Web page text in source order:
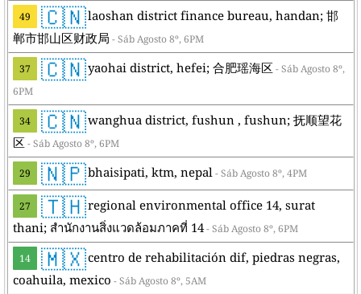
49 🇨🇳laoshan district finance bureau, handan; 邯
郸市邯山区财政局 - Sáb Agosto 8º, 6PM
37 🇨🇳yaohai district, hefei; 合肥瑶海区 - Sáb Agosto 8º,
6PM
34 🇨🇳wanghua district, fushun , fushun; 抚顺望花
区 - Sáb Agosto 8º, 6PM
29 🇳🇵bhaisipati, ktm, nepal- Sáb Agosto 8º, 4PM
27 🇹🇭regional environmental office 14, surat
thani; สำนักงานสิ่งแวดล้อมภาคที่ 14- Sáb Agosto 8º, 6PM
14 🇲🇽centro de rehabilitación dif, piedras negras,
coahuila, mexico - Sáb Agosto 8º, 5AM